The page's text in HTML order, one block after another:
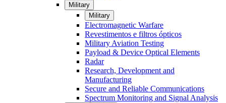
Military
Military
Electromagnetic Warfare
Revestimentos e filtros ópticos
Military Aviation Testing
Payload & Device Optical Elements
Radar
Research, Development and
Manufacturing
Secure and Reliable Communications
Spectrum Monitoring and Signal Analysis